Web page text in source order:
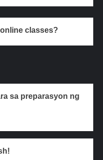
classes?
sa preparasyon ng